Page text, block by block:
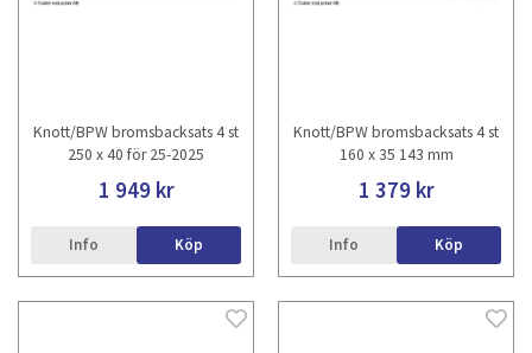
Knott/BPW bromsbacksats 4 st
250 x 40 för 25-2025
1 949 kr
Info Köp
Knott/BPW bromsbacksats 4 st
160 x 35 143 mm
1 379 kr
Info Köp